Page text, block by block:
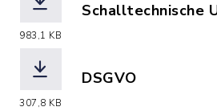
983,1 KB
Schalltechnische
307,8 KB
DSGVO